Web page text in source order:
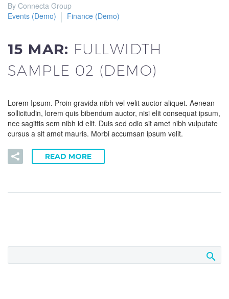
de
vídeo
By Connecta Group
Events (Demo)
Finance (Demo)
15 MAR: FULLWIDTH
SAMPLE 02 (DEMO)
Lorem Ipsum. Proin gravida nibh vel velit auctor aliquet. Aenean
sollicitudin, lorem quis bibendum auctor, nisi elit consequat ipsum,
nec sagittis sem nibh id elit. Duis sed odio sit amet nibh vulputate
cursus a sit amet mauris. Morbi accumsan ipsum velit.
READ MORE